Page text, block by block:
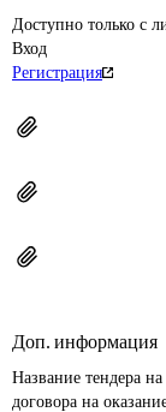
Доступно только с
Вход
Регистрация
Доп. информация
Название тендера
договора на